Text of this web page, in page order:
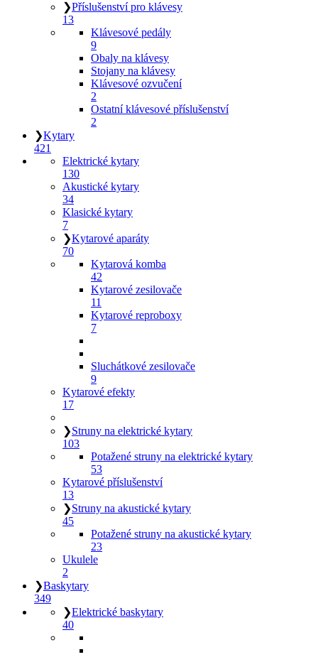
❯Příslušenství pro klávesy
13
Klávesové pedály
9
Obaly na klávesy
Stojany na klávesy
Klávesové ozvučení
2
Ostatní klávesové příslušenství
2
❯Kytary
421
Elektrické kytary
130
Akustické kytary
34
Klasické kytary
7
❯Kytarové aparáty
70
Kytarová komba
42
Kytarové zesilovače
11
Kytarové reproboxy
7
Sluchátkové zesilovače
9
Kytarové efekty
17
❯Struny na elektrické kytary
103
Potažené struny na elektrické kytary
53
Kytarové příslušenství
13
❯Struny na akustické kytary
45
Potažené struny na akustické kytary
23
Ukulele
2
❯Baskytary
349
❯Elektrické baskytary
40